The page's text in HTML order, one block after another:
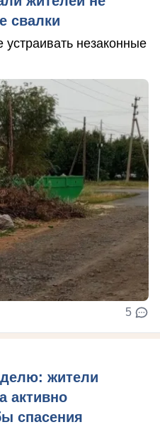
свалки
незаконные
5
жители
активно
спасения